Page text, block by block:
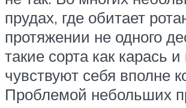
прудах, где обитает
протяжении не одного
такие сорта как карась и
чувствуют себя вполне
Проблемой небольших